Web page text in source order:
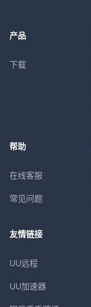
产品
下载
帮助
在线客服
常见问题
友情链接
UU远程
UU加速器